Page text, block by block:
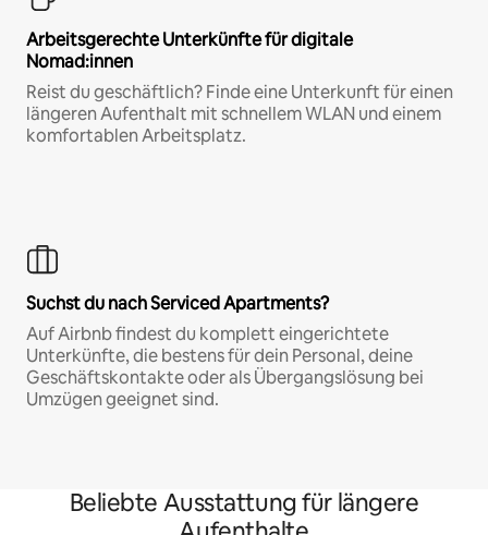
Arbeitsgerechte Unterkünfte für digitale
Nomad:innen
Reist du geschäftlich? Finde eine Unterkunft für einen
längeren Aufenthalt mit schnellem WLAN und einem
komfortablen Arbeitsplatz.
Suchst du nach Serviced Apartments?
Auf Airbnb findest du komplett eingerichtete
Unterkünfte, die bestens für dein Personal, deine
Geschäftskontakte oder als Übergangslösung bei
Umzügen geeignet sind.
Beliebte Ausstattung für längere